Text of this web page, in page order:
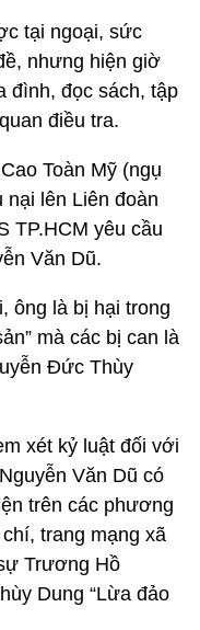
tại ngoại, sức
nhưng hiện giờ
đình, đọc sách, tập
điều tra.
Toàn Mỹ (ngụ
nại lên Liên đoàn
TP.HCM yêu cầu
Văn Dũ.
ông là bị hại trong
mà các bị can là
Đức Thùy
xét kỷ luật đối với
Văn Dũ có
trên các phương
trang mạng xã
Trương Hồ
Dung “Lừa đảo